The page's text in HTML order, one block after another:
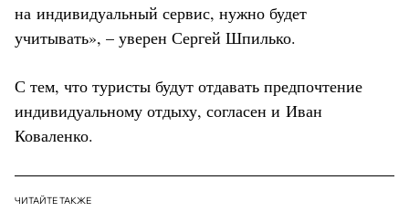
на индивидуальный сервис, нужно будет
учитывать», – уверен Сергей Шпилько.
С тем, что туристы будут отдавать предпочтение
индивидуальному отдыху, согласен и Иван
Коваленко.
ЧИТАЙТЕ ТАКЖЕ